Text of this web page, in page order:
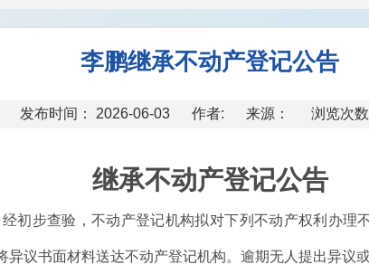
李鹏继承不动产登记公告
发布时间： 2026-06-03 作者: 来源： 浏览次
继承不动产登记公告
初步查验，不动产登记机构拟对下列不动产权利办
异议书面材料送达不动产登记机构。逾期无人提出异议